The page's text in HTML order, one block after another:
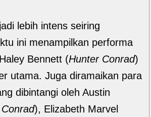
lebih intens seiring
ini menampilkan performa
Bennett (Hunter Conrad)
utama. Juga diramaikan para
dibintangi oleh Austin
), Elizabeth Marvel